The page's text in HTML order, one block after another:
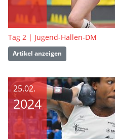
Tag 2 | Jugend-Hallen-DM
Artikel anzeigen
25.02.
2024